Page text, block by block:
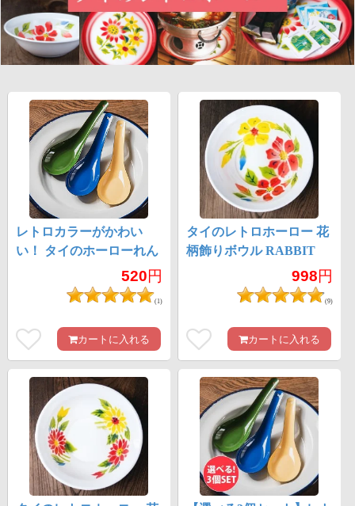
レトロカラーがかわい
い！ タイのホーローれん
げ 琺瑯 Rabbit ブランド
520円
(1)
カートに入れる
タイのレトロホーロー 花
柄飾りボウル RABBIT
BRAND〔約23.5cm×約
998円
(9)
カートに入れる